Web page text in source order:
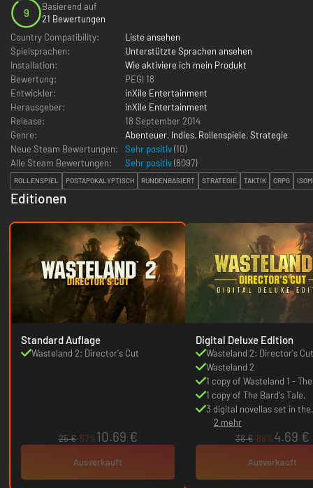
9
Basierend auf
21 Bewertungen
Country Compatibility:
Liste ansehen
Spielsprachen:
Unterstützte Sprachen ansehen
Installation:
Wie aktiviere ich mein Produkt
Bewertung:
PEGI 18
Entwickler:
inXile Entertainment
Herausgeber:
inXile Entertainment
Release:
18 September 2014
Genre:
Abenteuer, Indies, Rollenspiele, Strategie
Neue Steam Bewertungen:
Sehr positiv(10)
Alle Steam Bewertungen:
Sehr positiv(8097)
ROLLENSPIEL POSTAPOKALYPTISCH RUNDENBASIERT STRATEGIE TAKTIK CRPG
Editionen
Standard Auflage
Wasteland 2: Director's Cut
25 €-57%10.69 €
Ausverkauft
Digital Deluxe Edition
Wasteland 2: Director's Cut
Wasteland 2
1 copy of Wasteland 1 -
Classic
1 copy of The Bard's Tale.
3 digital novellas set in the
Wasteland world.
2 mehr
38 €-88%4.69 €
Ausverkauft